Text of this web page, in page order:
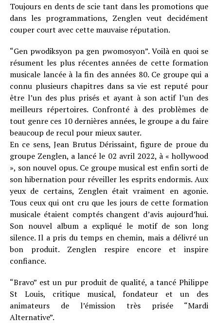
Toujours en dents de scie tant dans les promotions que
dans les programmations, Zenglen veut decidément
couper court avec cette mauvaise réputation.
“Gen pwodiksyon pa gen pwomosyon”. Voilà en quoi se
résument les plus récentes années de cette formation
musicale lancée à la fin des années 80. Ce groupe qui a
connu plusieurs chapitres dans sa vie est reputé pour
être l’un des plus prisés et ayant à son actif l’un des
meilleurs répertoires. Confronté à des problèmes de
tout genre ces 10 dernières années, le groupe a du faire
beaucoup de recul pour mieux sauter.
En ce sens, Jean Brutus Dérissaint, figure de proue du
groupe Zenglen, a lancé le 02 avril 2022, à « hollywood
», son nouvel opus. Ce groupe musical est enfin sorti de
son hibernation pour réveiller les esprits endormis. Aux
yeux de certains, Zenglen était vraiment en agonie.
Tous ceux qui ont cru que les jours de cette formation
musicale étaient comptés changent d’avis aujourd’hui.
Son nouvel album a expliqué le motif de son long
silence. Il a pris du temps en chemin, mais a délivré un
bon produit. Zenglen respire encore et inspire
confiance.
“Bravo” est un pur produit de qualité, a tancé Philippe
St Louis, critique musical, fondateur et un des
animateurs de l’émission très prisée “Mardi
Alternative”.